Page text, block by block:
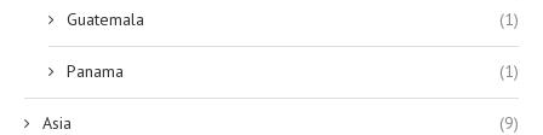
Guatemala (1)
Panama (1)
Asia (9)